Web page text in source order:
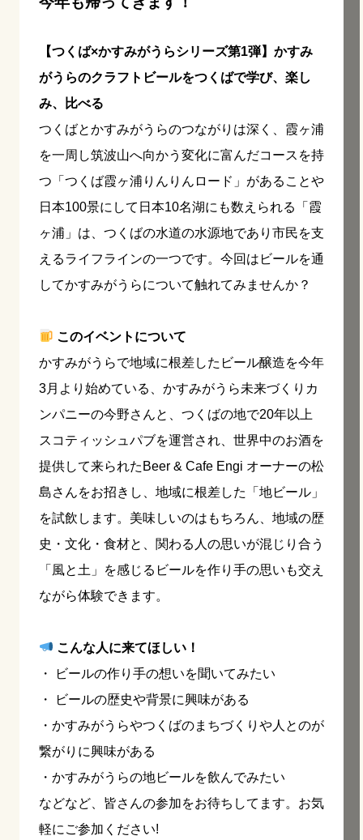
【つくば×かすみがうらシリーズ第1弾】かすみ
がうらのクラフトビールをつくばで学び、楽し
み、比べる
つくばとかすみがうらのつながりは深く、霞ヶ浦
を一周し筑波山へ向かう変化に富んだコースを持
つ「つくば霞ヶ浦りんりんロード」があることや
日本100景にして日本10名湖にも数えられる「霞
ヶ浦」は、つくばの水道の水源地であり市民を支
えるライフラインの一つです。今回はビールを通
してかすみがうらについて触れてみませんか？
このイベントについて
かすみがうらで地域に根差したビール醸造を今年
3月より始めている、かすみがうら未来づくりカ
ンパニーの今野さんと、つくばの地で20年以上
スコティッシュパブを運営され、世界中のお酒を
提供して来られたBeer & Cafe Engi オーナーの松
島さんをお招きし、地域に根差した「地ビール」
を試飲します。美味しいのはもちろん、地域の歴
史・⽂化・⾷材と、関わる⼈の思いが混じり合う
「風と土」を感じるビールを作り手の思いも交え
ながら体験できます。
こんな人に来てほしい！
・ ビールの作り手の想いを聞いてみたい
・ ビールの歴史や背景に興味がある
・かすみがうらやつくばのまちづくりや人とのが
繋がりに興味がある
・かすみがうらの地ビールを飲んでみたい
などなど、皆さんの参加をお待ちしてます。お気
軽にご参加ください!